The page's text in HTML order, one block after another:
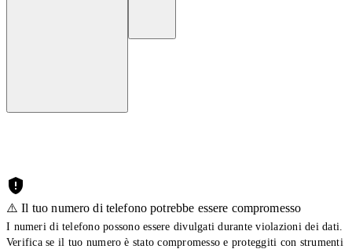
⚠️ Il tuo numero di telefono potrebbe essere compromesso
I numeri di telefono possono essere divulgati durante violazioni dei dati.
Verifica se il tuo numero è stato compromesso e proteggiti con strumenti